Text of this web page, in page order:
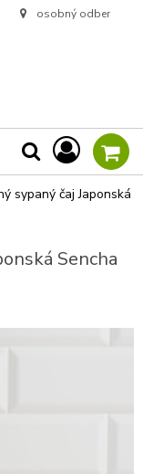
osobný odber
sypaný čaj Japonská
Sencha